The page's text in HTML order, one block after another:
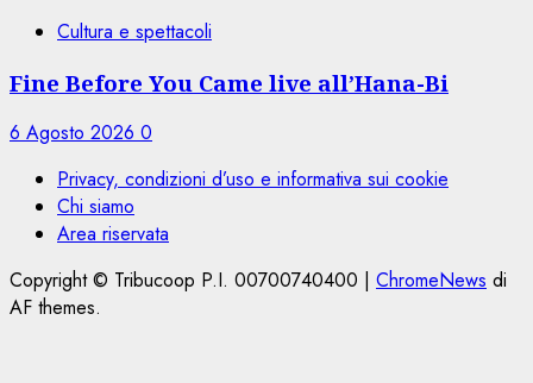
Cultura e spettacoli
Fine Before You Came live all’Hana-Bi
6 Agosto 2026 0
Privacy, condizioni d’uso e informativa sui cookie
Chi siamo
Area riservata
Copyright © Tribucoop P.I. 00700740400 | ChromeNews di
AF themes.